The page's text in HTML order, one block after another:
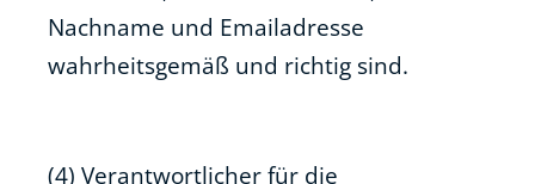
Nachname und Emailadresse
wahrheitsgemäß und richtig sind.
(4) Verantwortlicher für die